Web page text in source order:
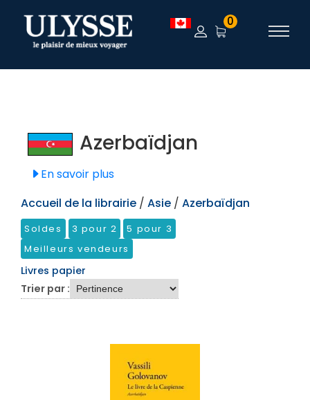
TEST 0
Azerbaïdjan
En savoir plus
Accueil de la librairie / Asie / Azerbaïdjan
Soldes 3 pour 2
5 pour 3
Meilleurs vendeurs
Livres papier
Trier par :